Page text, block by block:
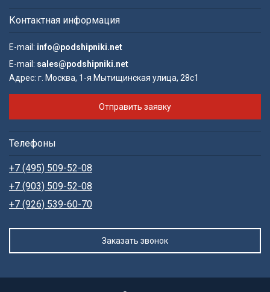
Контактная информация
E-mail: info@podshipniki.net
E-mail: sales@podshipniki.net
Адрес: г. Москва, 1-я Мытищинская улица, 28с1
Отправить заявку
Телефоны
+7 (495) 509-52-08
+7 (903) 509-52-08
+7 (926) 539-60-70
Заказать звонок